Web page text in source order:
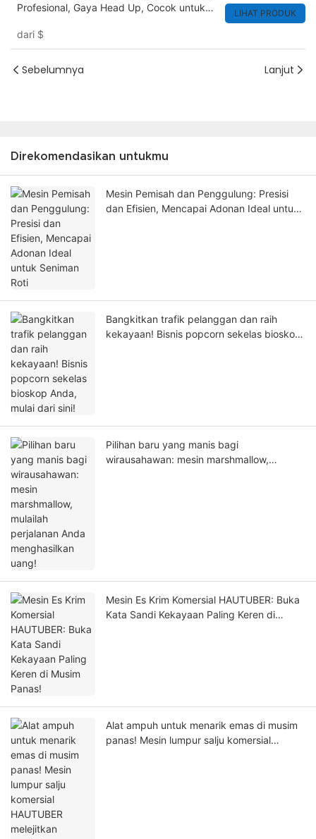
Profesional, Gaya Head Up, Cocok untuk
dari $
LIHAT PRODUK
Sebelumnya Lanjut
Direkomendasikan untukmu
Mesin Pemisah dan Penggulung: Presisi
dan Efisien, Mencapai Adonan Ideal untuk
Bangkitkan trafik pelanggan dan raih
kekayaan! Bisnis popcorn sekelas bioskop
Pilihan baru yang manis bagi
wirausahawan: mesin marshmallow,
Mesin Es Krim Komersial HAUTUBER: Buka
Kata Sandi Kekayaan Paling Keren di
Alat ampuh untuk menarik emas di musim
panas! Mesin lumpur salju komersial